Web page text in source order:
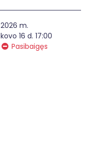
2026 m.
kovo 16 d. 17:00
Pasibaigęs